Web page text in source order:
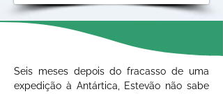
Seis meses depois do fracasso de uma
expedição à Antártica, Estevão não sabe